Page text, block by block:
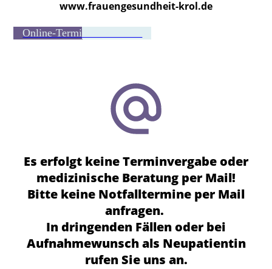
www.frauengesundheit-krol.de
Online-Termin vereinbaren
Es erfolgt keine Terminvergabe oder
medizinische Beratung per Mail!
Bitte keine Notfalltermine per Mail
anfragen.
In dringenden Fällen oder bei
Aufnahmewunsch als Neupatientin
rufen Sie uns an.